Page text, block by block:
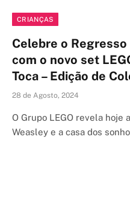
CRIANÇAS
Celebre o
com o novo set
Toca – Edição de
28 de Agosto, 2024
O Grupo LEGO revela hoje
Weasley e a casa dos